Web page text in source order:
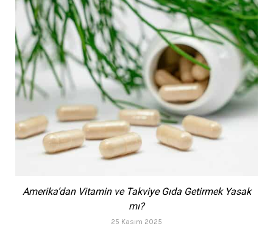
Amerika’dan Vitamin ve Takviye Gıda Getirmek Yasak
mı?
25 Kasım 2025